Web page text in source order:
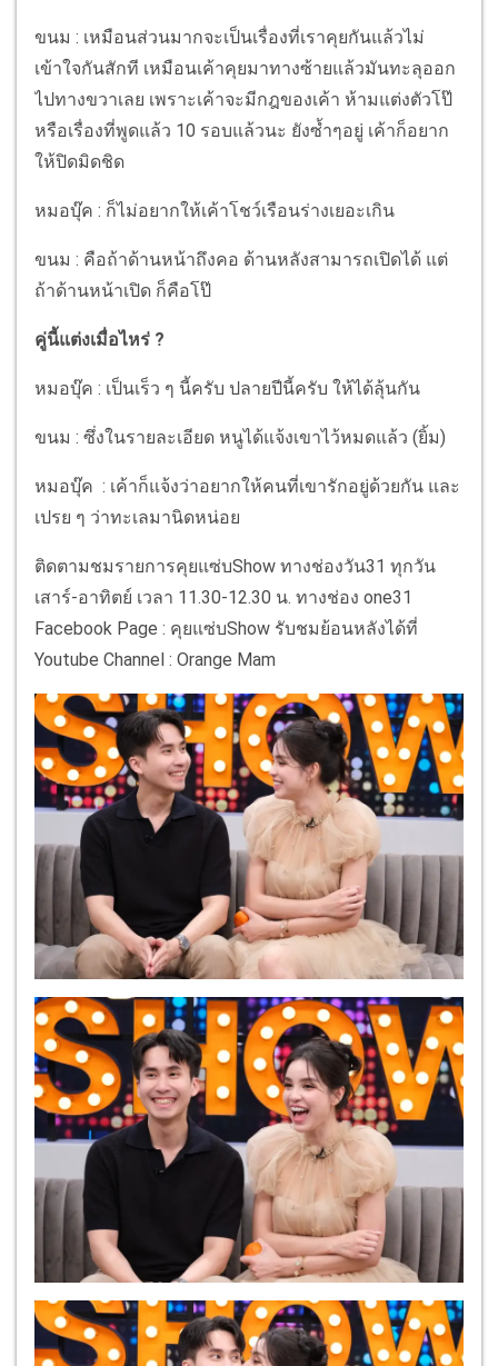
ขนม : เหมือนส่วนมากจะเป็นเรื่องที่เราคุยกันแล้วไม่
เข้าใจกันสักที เหมือนเค้าคุยมาทางซ้ายแล้วมันทะลุออก
ไปทางขวาเลย เพราะเค้าจะมีกฎของเค้า ห้ามแต่งตัวโป๊
หรือเรื่องที่พูดแล้ว 10 รอบแล้วนะ ยังซ้ำๆอยู่ เค้าก็อยาก
ให้ปิดมิดชิด
หมอบุ๊ค : ก็ไม่อยากให้เค้าโชว์เรือนร่างเยอะเกิน
ขนม : คือถ้าด้านหน้าถึงคอ ด้านหลังสามารถเปิดได้ แต่
ถ้าด้านหน้าเปิด ก็คือโป๊
คู่นี้แต่งเมื่อไหร่ ?
หมอบุ๊ค : เป็นเร็ว ๆ นี้ครับ ปลายปีนี้ครับ ให้ได้ลุ้นกัน
ขนม : ซึ่งในรายละเอียด หนูได้แจ้งเขาไว้หมดแล้ว (ยิ้ม)
หมอบุ๊ค : เค้าก็แจ้งว่าอยากให้คนที่เขารักอยู่ด้วยกัน และ
เปรย ๆ ว่าทะเลมานิดหน่อย
ติดตามชมรายการคุยแซ่บShow ทางช่องวัน31 ทุกวัน
เสาร์-อาทิตย์ เวลา 11.30-12.30 น. ทางช่อง one31
Facebook Page : คุยแซ่บShow รับชมย้อนหลังได้ที่
Youtube Channel : Orange Mam